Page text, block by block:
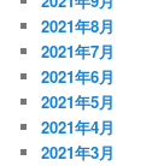
2021年8月
2021年7月
2021年6月
2021年5月
2021年4月
2021年3月